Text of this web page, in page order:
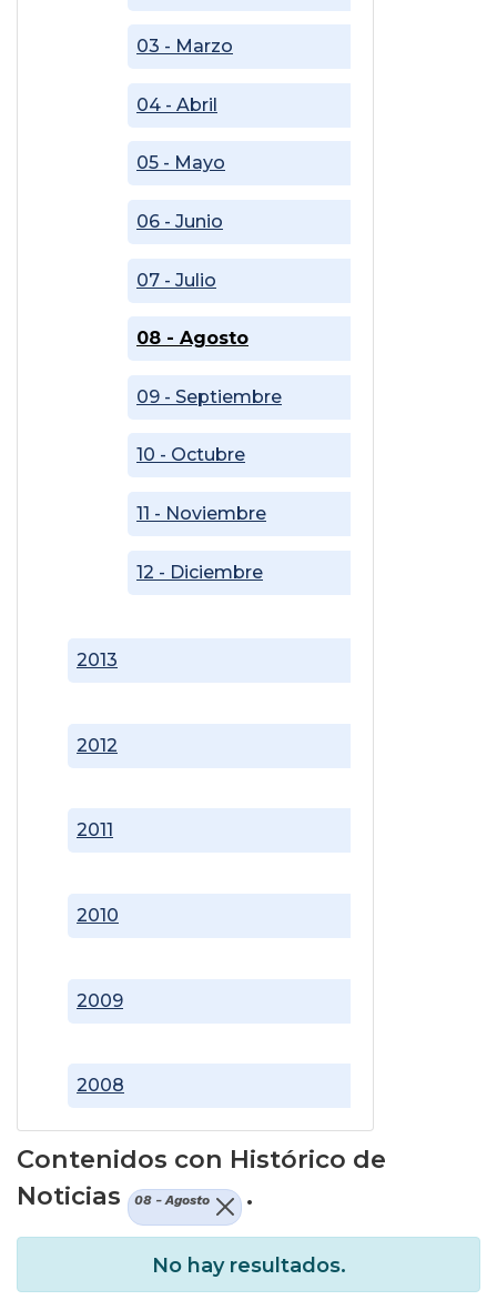
2008
2009
2010
2011
2012
2013
03 - Marzo
04 - Abril
05 - Mayo
06 - Junio
07 - Julio
08 - Agosto
09 - Septiembre
10 - Octubre
11 - Noviembre
12 - Diciembre
Contenidos con Histórico de
Noticias
08 - Agosto .
No hay resultados.